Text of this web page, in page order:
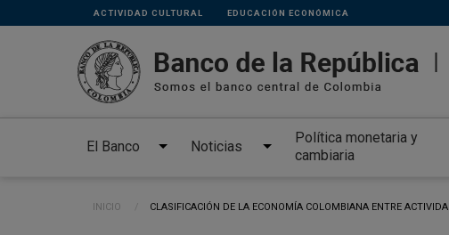
Pasar al contenido principal
Links
secundarios
ACTIVIDAD CULTURAL EDUCACIÓN ECONÓMICA
El Banco Noticias
Política monetaria y
cambiaria
Ruta de navegación
INICIO CURRENT:
CLASIFICACIÓN DE LA ECONOMÍA COLOMBIANA ENTRE